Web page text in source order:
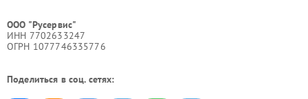
ООО "Русервис"
ИНН 7702633247
ОГРН 1077746335776
Поделиться в соц. сетях: